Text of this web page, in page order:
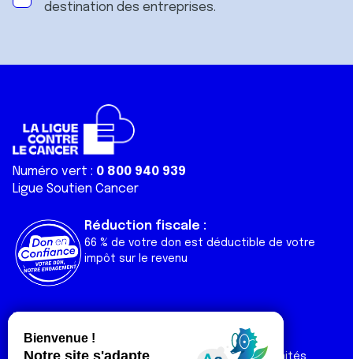
destination des entreprises.
Numéro vert : 0 800 940 939
Ligue Soutien Cancer
Réduction fiscale :
66 % de votre don est déductible de votre
impôt sur le revenu
Liens utiles
Nos actualités
Nos publications
Espace Ligue & comités